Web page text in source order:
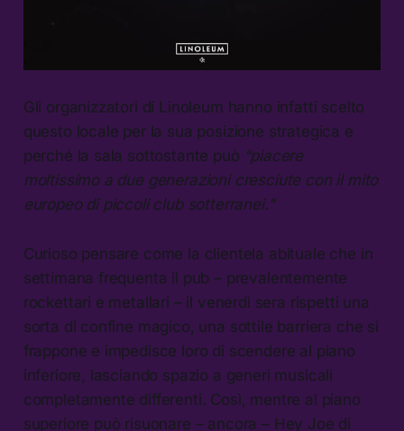
Gli organizzatori di Linoleum hanno infatti scelto
questo locale per la sua posizione strategica e
perché la sala sottostante può “piacere
moltissimo a due generazioni cresciute con il mito
europeo di piccoli club sotterranei.”
Curioso pensare come la clientela abituale che in
settimana frequenta il pub – prevalentemente
rockettari e metallari – il venerdì sera rispetti una
sorta di confine magico, una sottile barriera che si
frappone e impedisce loro di scendere al piano
inferiore, lasciando spazio a generi musicali
completamente differenti. Così, mentre al piano
superiore può risuonare – ancora – Hey Joe di